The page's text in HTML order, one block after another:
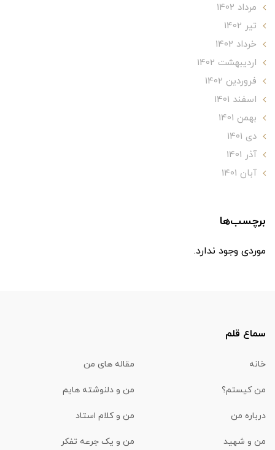
مرداد 1402
تير 1402
خرداد 1402
ارديبهشت 1402
فروردین 1402
اسفند 1401
بهمن 1401
دی 1401
آذر 1401
آبان 1401
برچسب‌ها
موردی وجود ندارد.
سماع قلم
خانه مقاله های من
من کیستم؟ من و دلنوشته هایم
درباره من من و کلام استاد
من و شهید من و یک جرعه تفکر